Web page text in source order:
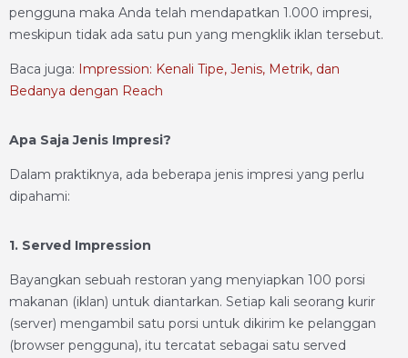
pengguna maka Anda telah mendapatkan 1.000 impresi,
meskipun tidak ada satu pun yang mengklik iklan tersebut.
Baca juga:
Impression: Kenali Tipe, Jenis, Metrik, dan
Bedanya dengan Reach
Apa Saja Jenis Impresi?
Dalam praktiknya, ada beberapa jenis impresi yang perlu
dipahami:
1. Served Impression
Bayangkan sebuah restoran yang menyiapkan 100 porsi
makanan (iklan) untuk diantarkan. Setiap kali seorang kurir
(server) mengambil satu porsi untuk dikirim ke pelanggan
(browser pengguna), itu tercatat sebagai satu served